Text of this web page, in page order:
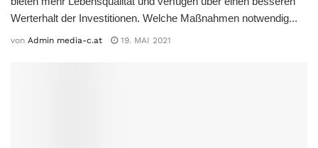
Werterhalt der Investitionen. Welche Maßnahmen notwendig...
von Admin media-c.at 19. MAI 2021